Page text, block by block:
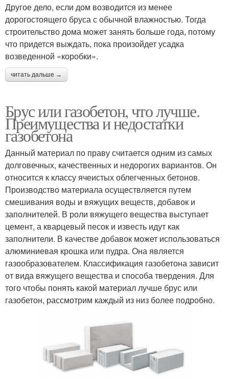
Другое дело, если дом возводится из менее
дорогостоящего бруса с обычной влажностью. Тогда
строительство дома может занять больше года, потому
что придется выждать, пока произойдет усадка
возведенной «коробки».
читать дальше →
Брус или газобетон, что лучше.
Преимущества и недостатки
газобетона
Данный материал по праву считается одним из самых
долговечных, качественных и недорогих вариантов. Он
относится к классу ячеистых облегченных бетонов.
Производство материала осуществляется путем
смешивания воды и вяжущих веществ, добавок и
заполнителей. В роли вяжущего вещества выступает
цемент, а кварцевый песок и известь идут как
заполнители. В качестве добавок может использоваться
алюминиевая крошка или пудра. Она является
газообразователем. Классификация газобетона зависит
от вида вяжущего вещества и способа твердения. Для
того чтобы понять какой материал лучше брус или
газобетон, рассмотрим каждый из низ более подробно.